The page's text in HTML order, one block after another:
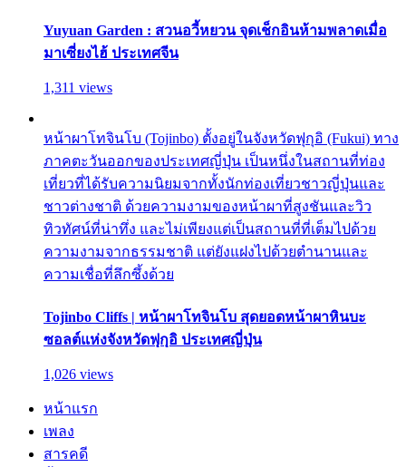
Yuyuan Garden : สวนอวี้หยวน จุดเช็กอินห้ามพลาดเมื่อ
มาเซี่ยงไฮ้ ประเทศจีน
1,311 views
หน้าผาโทจินโบ (Tojinbo) ตั้งอยู่ในจังหวัดฟุกุอิ (Fukui) ทาง
ภาคตะวันออกของประเทศญี่ปุ่น เป็นหนึ่งในสถานที่ท่อง
เที่ยวที่ได้รับความนิยมจากทั้งนักท่องเที่ยวชาวญี่ปุ่นและ
ชาวต่างชาติ ด้วยความงามของหน้าผาที่สูงชันและวิว
ทิวทัศน์ที่น่าทึ่ง และไม่เพียงแต่เป็นสถานที่ที่เต็มไปด้วย
ความงามจากธรรมชาติ แต่ยังแฝงไปด้วยตำนานและ
ความเชื่อที่ลึกซึ้งด้วย
Tojinbo Cliffs | หน้าผาโทจินโบ สุดยอดหน้าผาหินบะ
ซอลต์แห่งจังหวัดฟุกุอิ ประเทศญี่ปุ่น
1,026 views
หน้าแรก
เพลง
สารคดี